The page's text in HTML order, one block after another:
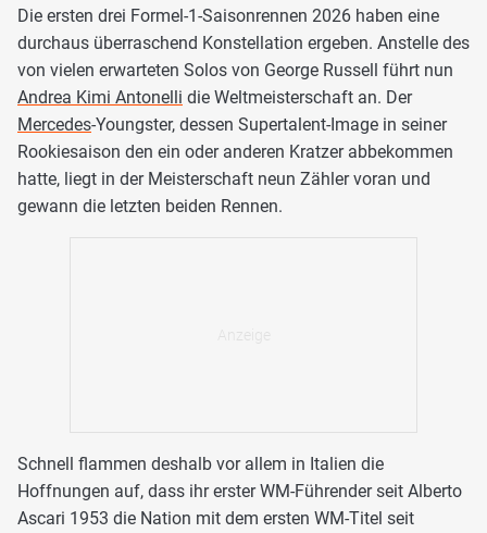
Die ersten drei Formel-1-Saisonrennen 2026 haben eine
durchaus überraschend Konstellation ergeben. Anstelle des
von vielen erwarteten Solos von George Russell führt nun
Andrea Kimi Antonelli die Weltmeisterschaft an. Der
Mercedes-Youngster, dessen Supertalent-Image in seiner
Rookiesaison den ein oder anderen Kratzer abbekommen
hatte, liegt in der Meisterschaft neun Zähler voran und
gewann die letzten beiden Rennen.
Schnell flammen deshalb vor allem in Italien die
Hoffnungen auf, dass ihr erster WM-Führender seit Alberto
Ascari 1953 die Nation mit dem ersten WM-Titel seit